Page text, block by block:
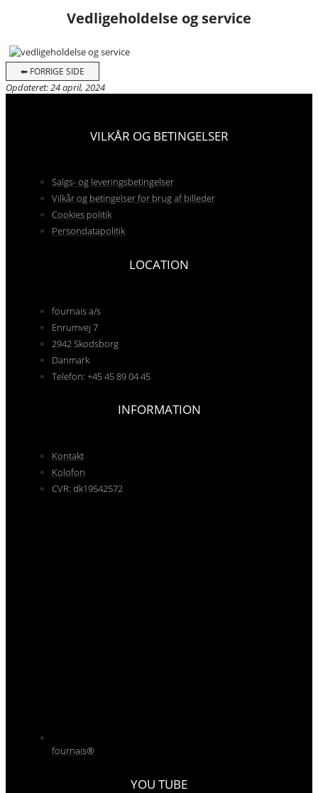
Vedligeholdelse og service
⬅ FORRIGE SIDE
Opdateret: 24 april, 2024
VILKÅR OG BETINGELSER
Salgs- og leveringsbetingelser
Vilkår og betingelser for brug af billeder
Cookies politik
Persondatapolitik
LOCATION
fournais a/s
Enrumvej 7
2942 Skodsborg
Danmark
Telefon: +45 45 89 04 45
INFORMATION
Kontakt
Kolofon
CVR: dk19542572
fournais®
YOU TUBE